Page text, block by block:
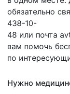
обязательно
438-10-
48 или почта
вам помочь
по
Нужно